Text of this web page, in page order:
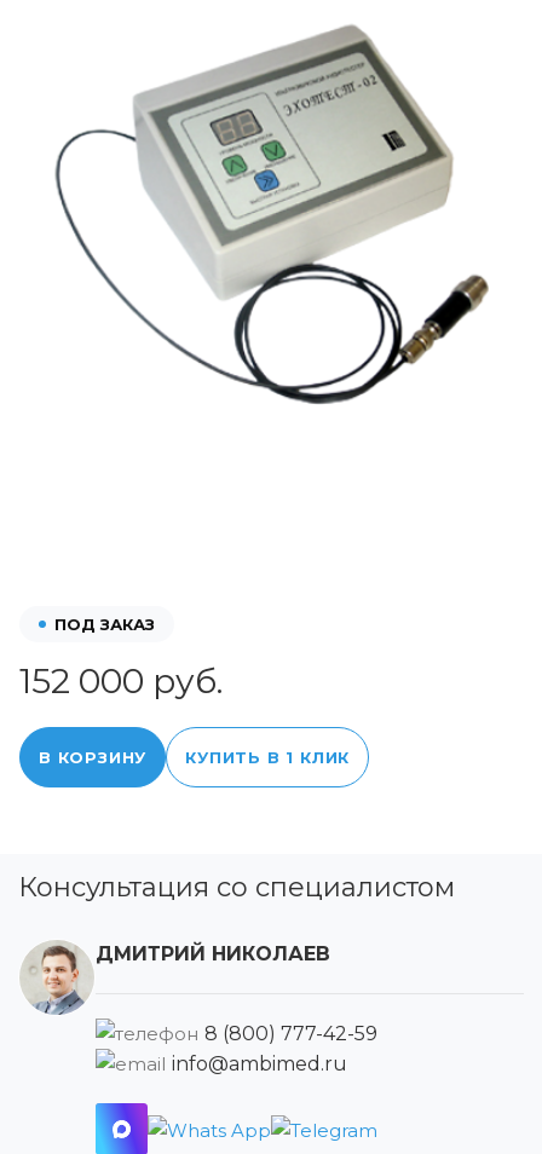
ПОД ЗАКАЗ
152 000 руб.
В КОРЗИНУ КУПИТЬ В 1 КЛИК
Консультация со специалистом
ДМИТРИЙ НИКОЛАЕВ
8 (800) 777-42-59
info@ambimed.ru